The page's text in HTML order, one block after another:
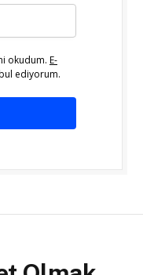
okudum. E-
ediyorum.